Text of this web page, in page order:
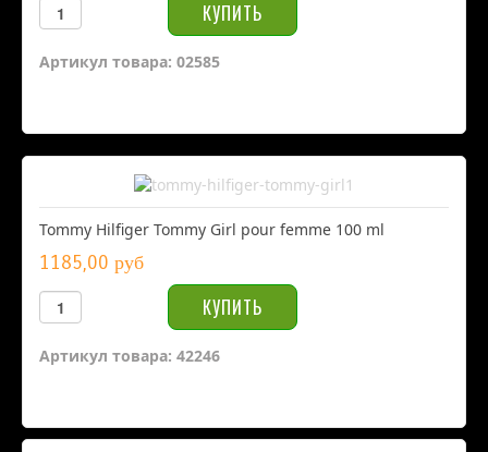
Артикул товара: 02585
Tommy Hilfiger Tommy Girl pour femme 100 ml
1185,00 руб
Артикул товара: 42246